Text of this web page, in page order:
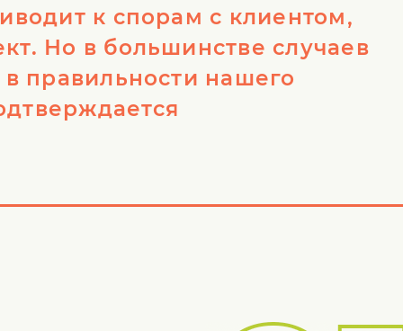
к спорам с клиентом,
Но в большинстве случаев
в правильности нашего